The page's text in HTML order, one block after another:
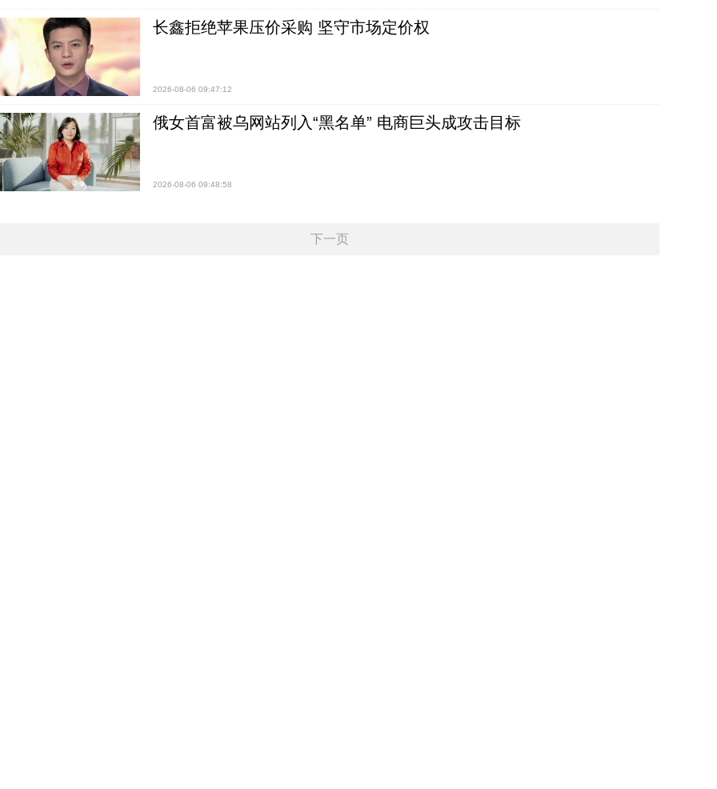
长鑫拒绝苹果压价采购 坚守市场定价权
2026-08-06 09:47:12
俄女首富被乌网站列入“黑名单” 电商巨头成攻击目标
2026-08-06 09:48:58
下一页